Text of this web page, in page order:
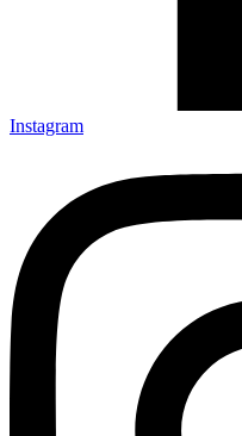
Instagram